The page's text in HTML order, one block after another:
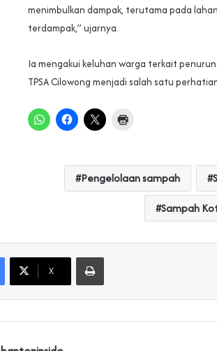
menimbulkan dampak, terutama pada
terdampak,” ujarnya.
Ia mengakui keluhan warga terkait
TPSA Cilowong menjadi salah satu
Pengelolaan sampah
Sampah
X
Print